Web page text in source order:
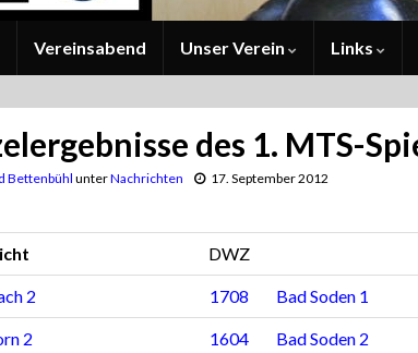
Vereinsabend Unser Verein Links
des 1. MTS-
Bettenbühl unterNachrichten 17. September 2012
DWZ
2 1708 Bad Soden 1
2 1604 Bad Soden 2